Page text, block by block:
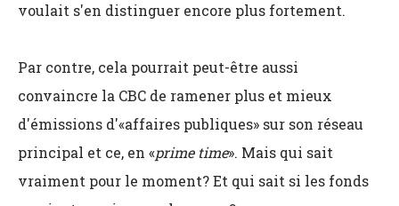
voulait s'en distinguer encore plus fortement.
Par contre, cela pourrait peut-être aussi
convaincre la CBC de ramener plus et mieux
d'émissions d'«affaires publiques» sur son réseau
principal et ce, en «prime time». Mais qui sait
vraiment pour le moment? Et qui sait si les fonds